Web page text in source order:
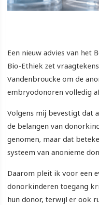
Een nieuw advies van het
Bio-Ethiek zet
Vandenbroucke om de
embryodonoren volledig
Volgens mij bevestigt dat
de belangen van
genomen, maar dat
systeem van anonieme
Daarom pleit ik voor een
donorkinderen toegang
hun donor, terwijl er ook